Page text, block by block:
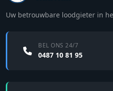
Uw betrouwbare loodgieter in
BEL ONS 24/7
0487 10 81 95